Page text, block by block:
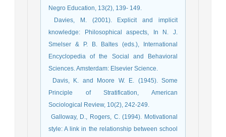
Negro Education, 13(2), 139- 149.
­ Davies, M. (2001). Explicit and implicit
knowledge: Philosophical aspects, In N. J.
Smelser & P. B. Baltes (eds.), International
Encyclopedia of the Social and Behavioral
Sciences. Amsterdam: Elsevier Science.
­ Davis, K. and Moore W. E. (1945). Some
Principle of Stratification, American
Sociological Review, 10(2), 242-249.
­ Galloway, D., Rogers, C. (1994). Motivational
style: A link in the relationship between school